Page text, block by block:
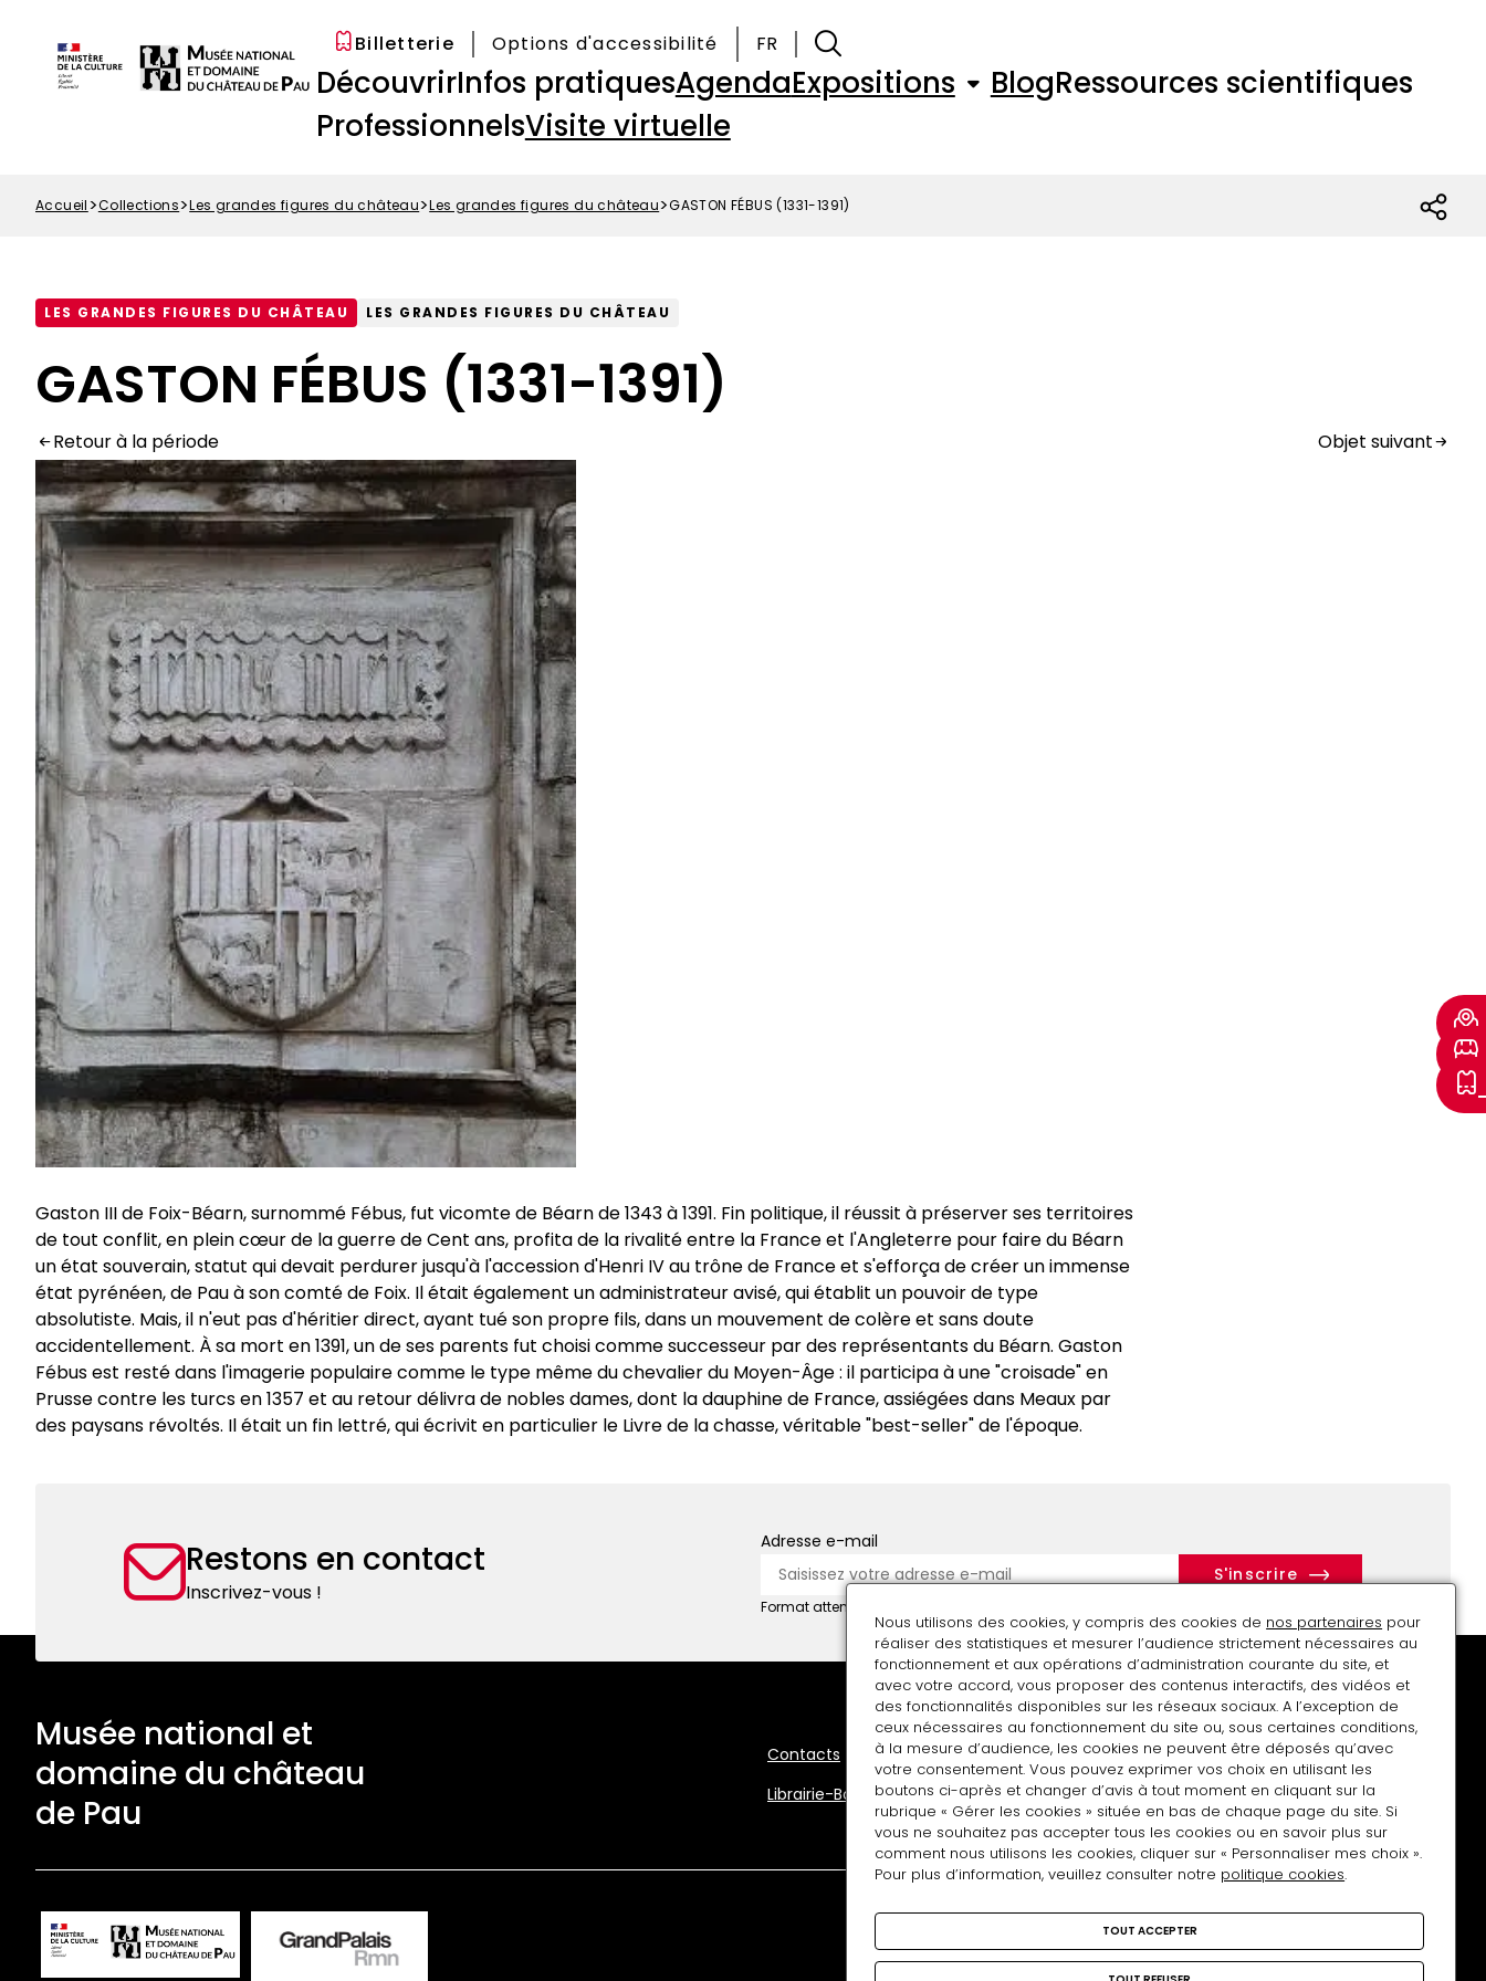
d'accessibilité
contenu
principal
Menu
Top
Billetterie Options d'accessibilité
FR
Navigation
principale
DécouvrirInfos pratiquesAgendaExpositions BlogRessources scientifiques
ProfessionnelsVisite virtuelle
Accueil Collections Les grandes figures du château Les grandes figures du château GASTON FÉBUS (1331-1391)
LES GRANDES FIGURES DU CHÂTEAU LES GRANDES FIGURES DU CHÂTEAU
GASTON FÉBUS (1331-1391)
Retour à la période Objet suivant
Gaston III de Foix-Béarn, surnommé Fébus, fut vicomte de Béarn de 1343 à 1391. Fin politique, il réussit à préserver ses territoires
de tout conflit, en plein cœur de la guerre de Cent ans, profita de la rivalité entre la France et l'Angleterre pour faire du Béarn
un état souverain, statut qui devait perdurer jusqu'à l'accession d'Henri IV au trône de France et s'efforça de créer un immense
état pyrénéen, de Pau à son comté de Foix. Il était également un administrateur avisé, qui établit un pouvoir de type
absolutiste. Mais, il n'eut pas d'héritier direct, ayant tué son propre fils, dans un mouvement de colère et sans doute
accidentellement. À sa mort en 1391, un de ses parents fut choisi comme successeur par des représentants du Béarn. Gaston
Fébus est resté dans l'imagerie populaire comme le type même du chevalier du Moyen-Âge : il participa à une "croisade" en
Prusse contre les turcs en 1357 et au retour délivra de nobles dames, dont la dauphine de France, assiégées dans Meaux par
des paysans révoltés. Il était un fin lettré, qui écrivit en particulier le Livre de la chasse, véritable "best-seller" de l'époque.
Restons en contact
Inscrivez-vous !
Adresse e-mail
Format attendu : nom@domaine.fr
Musée national et
domaine du château
de Pau
Pied
de
Contacts Soutenir le musée
Charte Tous photographes
Librairie-Boutique
Nous rejoindre
facebook
Instagram
Linkedin
Nous utilisons des cookies, y compris des cookies de nos partenaires pour
réaliser des statistiques et mesurer l’audience strictement nécessaires au
fonctionnement et aux opérations d’administration courante du site, et
avec votre accord, vous proposer des contenus interactifs, des vidéos et
des fonctionnalités disponibles sur les réseaux sociaux. A l’exception de
ceux nécessaires au fonctionnement du site ou, sous certaines conditions,
à la mesure d’audience, les cookies ne peuvent être déposés qu’avec
votre consentement. Vous pouvez exprimer vos choix en utilisant les
boutons ci-après et changer d’avis à tout moment en cliquant sur la
rubrique « Gérer les cookies » située en bas de chaque page du site. Si
vous ne souhaitez pas accepter tous les cookies ou en savoir plus sur
comment nous utilisons les cookies, cliquer sur « Personnaliser mes choix ».
Pour plus d’information, veuillez consulter notre politique cookies.
TOUT ACCEPTER